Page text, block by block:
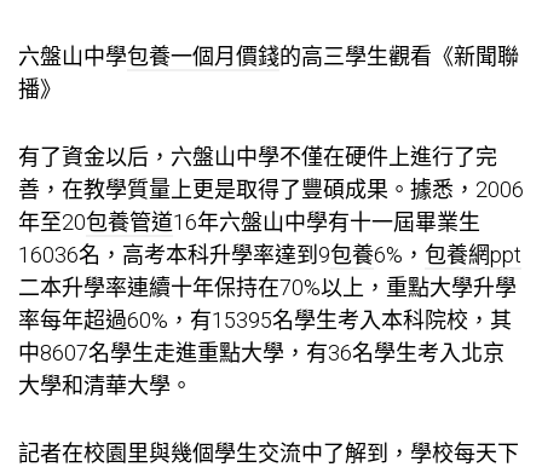
六盤山中學包養一個月價錢的高三學生觀看《新聞聯
播》
有了資金以后，六盤山中學不僅在硬件上進行了完
善，在教學質量上更是取得了豐碩成果。據悉，2006
年至20包養管道16年六盤山中學有十一屆畢業生
16036名，高考本科升學率達到9包養6%， 包養網ppt
二本升學率連續十年保持在70%以上，重點大學升學
率每年超過60%，有15395名學生考入本科院校，其
中8607名學生走進重點大學，有36名學生考入北京
大學和清華大學。
記者在校園里與幾個學生交流中了解到，學校每天下